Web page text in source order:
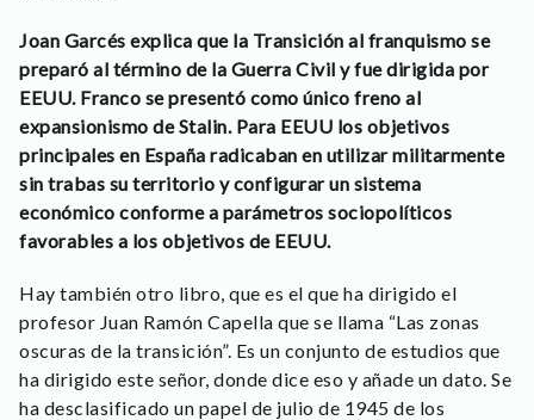
Joan Garcés explica que la Transición al franquismo se
preparó al término de la Guerra Civil y fue dirigida por
EEUU. Franco se presentó como único freno al
expansionismo de Stalin. Para EEUU los objetivos
principales en España radicaban en utilizar militarmente
sin trabas su territorio y configurar un sistema
económico conforme a parámetros sociopolíticos
favorables a los objetivos de EEUU.
Hay también otro libro, que es el que ha dirigido el
profesor Juan Ramón Capella que se llama “Las zonas
oscuras de la transición”. Es un conjunto de estudios que
ha dirigido este señor, donde dice eso y añade un dato. Se
ha desclasificado un papel de julio de 1945 de los